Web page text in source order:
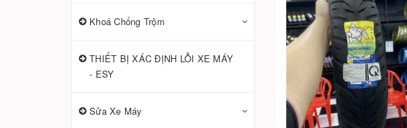
Cho vào giỏ hàng
Khoá Chống Trộm
THIẾT BỊ XÁC ĐỊNH LỖI XE MÁY
- ESY
Sửa Xe Máy